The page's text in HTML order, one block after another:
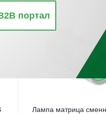
Лампа матрица
портал